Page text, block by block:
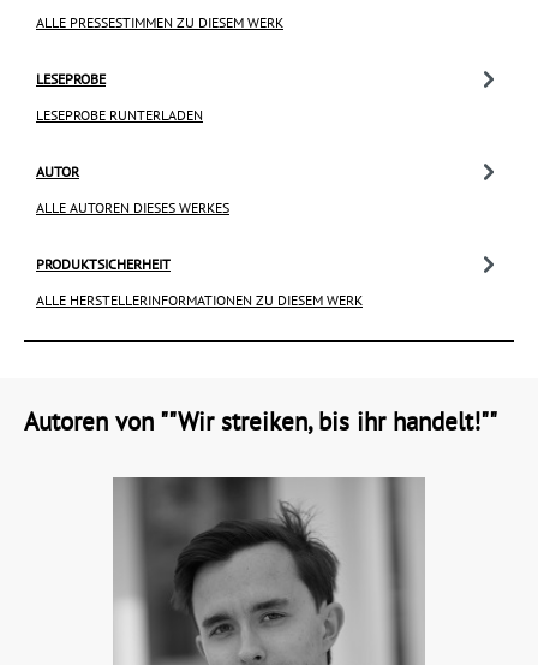
ALLE PRESSESTIMMEN ZU DIESEM WERK
LESEPROBE
LESEPROBE RUNTERLADEN
AUTOR
ALLE AUTOREN DIESES WERKES
PRODUKTSICHERHEIT
ALLE HERSTELLERINFORMATIONEN ZU DIESEM WERK
Autoren von ""Wir streiken, bis ihr handelt!""